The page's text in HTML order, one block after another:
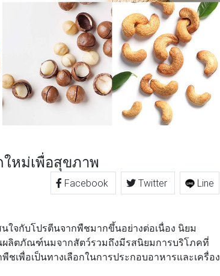
หม่เพื่อสุขภาพ
Facebook Twitter
Line
กับโปรตีนจากพืชมากขึ้นอย่างต่อเนื่อง นิยม
ลิตภัณฑ์นมจากสัตว์รวมถึงมีรสนิยมการบริโภคที่
พื่อเป็นทางเลือกในการประกอบอาหารและเครื่อง